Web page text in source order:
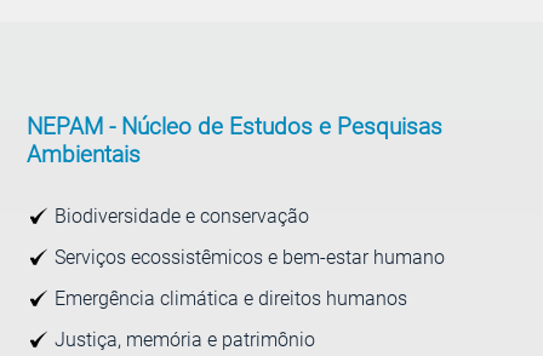
NEPAM -Núcleo de Estudos e Pesquisas
Ambientais
Biodiversidade e conservação
Serviços ecossistêmicos e bem-estar humano
Emergência climática e direitos humanos
Justiça, memória e patrimônio